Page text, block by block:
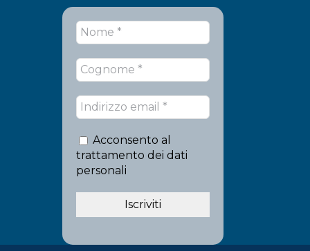
Acconsento al
trattamento dei dati
personali